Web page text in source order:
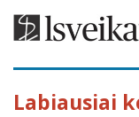
Labiausiai